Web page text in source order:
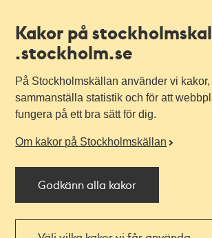
Kakor på
.stockholm.se
På Stockholmskällan använder vi
sammanställa statistik och för att
fungera på ett bra sätt för dig.
Om kakor på Stockholmskällan
Godkänn alla kakor